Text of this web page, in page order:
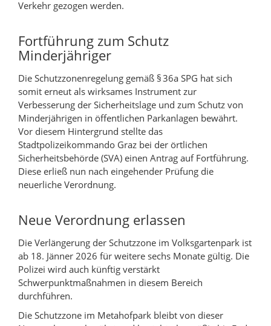
Verkehr gezogen werden.
Fortführung zum Schutz
Minderjähriger
Die Schutzzonenregelung gemäß § 36a SPG hat sich
somit erneut als wirksames Instrument zur
Verbesserung der Sicherheitslage und zum Schutz von
Minderjährigen in öffentlichen Parkanlagen bewährt.
Vor diesem Hintergrund stellte das
Stadtpolizeikommando Graz bei der örtlichen
Sicherheitsbehörde (SVA) einen Antrag auf Fortführung.
Diese erließ nun nach eingehender Prüfung die
neuerliche Verordnung.
Neue Verordnung erlassen
Die Verlängerung der Schutzzone im Volksgartenpark ist
ab 18. Jänner 2026 für weitere sechs Monate gültig. Die
Polizei wird auch künftig verstärkt
Schwerpunktmaßnahmen in diesem Bereich
durchführen.
Die Schutzzone im Metahofpark bleibt von dieser